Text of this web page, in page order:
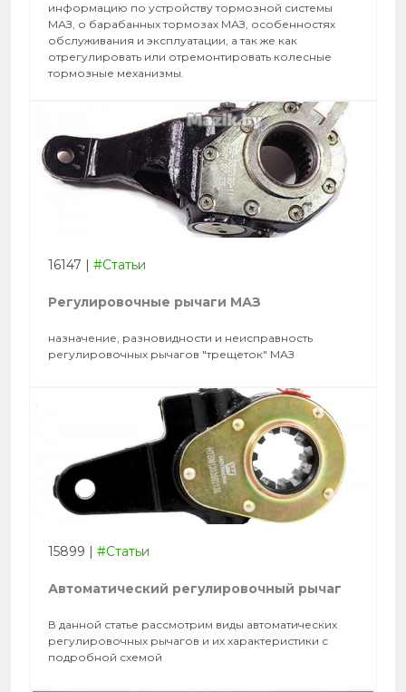
информацию по устройству тормозной системы
МАЗ, о барабанных тормозах МАЗ, особенностях
обслуживания и эксплуатации, а так же как
отрегулировать или отремонтировать колесные
тормозные механизмы.
16147 | #Статьи
Регулировочные рычаги МАЗ
назначение, разновидности и неисправность
регулировочных рычагов "трещеток" МАЗ
15899 | #Статьи
Автоматический регулировочный рычаг
В данной статье рассмотрим виды автоматических
регулировочных рычагов и их характеристики с
подробной схемой